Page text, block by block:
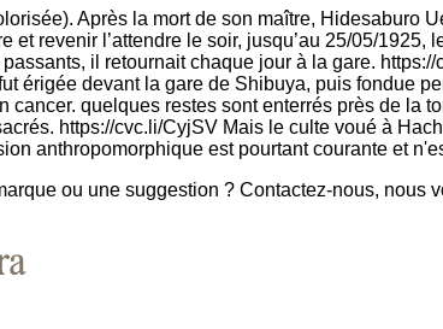
Après la mort de son maître,
et revenir l’attendre le soir, jusqu’au 25/05/
il retournait chaque jour à la gare.
érigée devant la gare de Shibuya, puis fondue
cancer. quelques restes sont enterrés près de la
https://cvc.li/CyjSV Mais le culte voué à
anthropomorphique est pourtant courante et
ou une suggestion ? Contactez-nous, nous